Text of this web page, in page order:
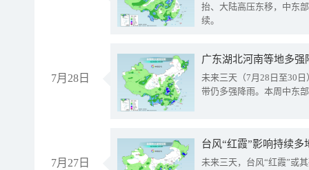
抬、大陆高压东移，中东
续。
7月28日
广东湖北河南等地多
未来三天（7月28日至30
带仍多强降雨。本周中东
7月27日
台风“红霞”影响持续
未来三天，台风“红霞”或